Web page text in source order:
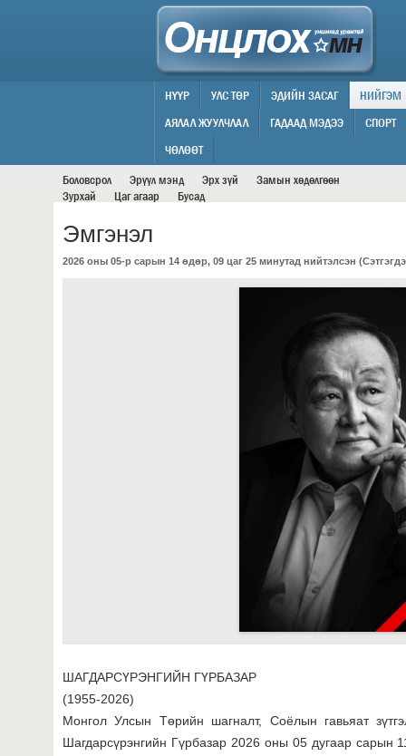
НИЙГЭМ
НҮҮР УЛС ТӨР ЭДИЙН ЗАСАГ
НИЙГЭМ
АЯЛАЛ ЖУУЛЧЛАЛ
ГАДААД МЭДЭЭ
СПОРТ
ЧӨЛӨӨТ
Боловсрол
Эрүүл мэнд Эрх зүй
Замын хөдөлгөөн
Зурхай
Цаг агаар Бусад
Эмгэнэл
2026 оны 05-р сарын 14 өдөр, 09 цаг 25 минутад нийтэлсэн (
ШАГДАРСҮРЭНГИЙН ГҮРБАЗАР
(1955-2026)
Монгол Улсын Төрийн шагналт, Соёлын гавьяат
Шагдарсүрэнгийн Гүрбазар 2026 оны 05 дугаар сарын